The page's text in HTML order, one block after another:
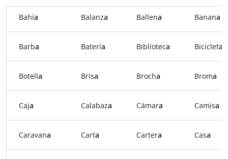
Bahía Balanza Ballena Banana
Barba Batería Biblioteca Bicicleta
Botella Brisa Brocha Broma
Caja Calabaza Cámara Camisa
Caravana Carta Cartera Casa